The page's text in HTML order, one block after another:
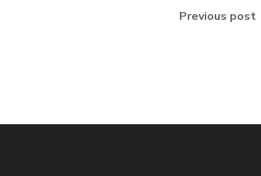
Previous post